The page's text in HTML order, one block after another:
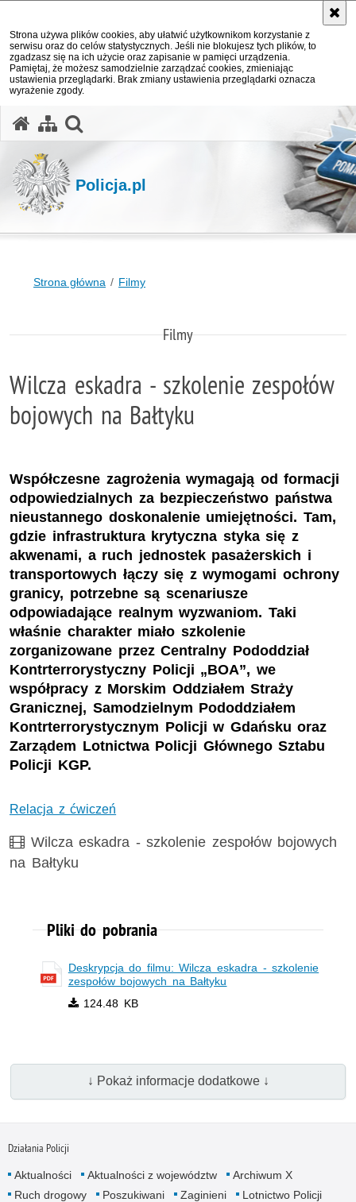
Strona używa plików cookies, aby ułatwić użytkownikom korzystanie z
serwisu oraz do celów statystycznych. Jeśli nie blokujesz tych plików, to
zgadzasz się na ich użycie oraz zapisanie w pamięci urządzenia.
Pamiętaj, że możesz samodzielnie zarządzać cookies, zmieniając
ustawienia przeglądarki. Brak zmiany ustawienia przeglądarki oznacza
wyrażenie zgody.
Policja.pl
Strona główna Filmy
Filmy
Wilcza eskadra - szkolenie zespołów
bojowych na Bałtyku
Współczesne zagrożenia wymagają od formacji
odpowiedzialnych za bezpieczeństwo państwa
nieustannego doskonalenie umiejętności. Tam,
gdzie infrastruktura krytyczna styka się z
akwenami, a ruch jednostek pasażerskich i
transportowych łączy się z wymogami ochrony
granicy, potrzebne są scenariusze
odpowiadające realnym wyzwaniom. Taki
właśnie charakter miało szkolenie
zorganizowane przez Centralny Pododdział
Kontrterrorystyczny Policji „BOA”, we
współpracy z Morskim Oddziałem Straży
Granicznej, Samodzielnym Pododdziałem
Kontrterrorystycznym Policji w Gdańsku oraz
Zarządem Lotnictwa Policji Głównego Sztabu
Policji KGP.
Relacja z ćwiczeń
Film
Wilcza eskadra - szkolenie zespołów bojowych
na Bałtyku
Pliki do pobrania
Deskrypcja do filmu: Wilcza eskadra - szkolenie
zespołów bojowych na Bałtyku
124.48 KB
↓ Pokaż informacje dodatkowe ↓
Działania Policji
Aktualności Aktualności z województw
Archiwum X
Ruch drogowy
Poszukiwani Zaginieni
Lotnictwo Policji